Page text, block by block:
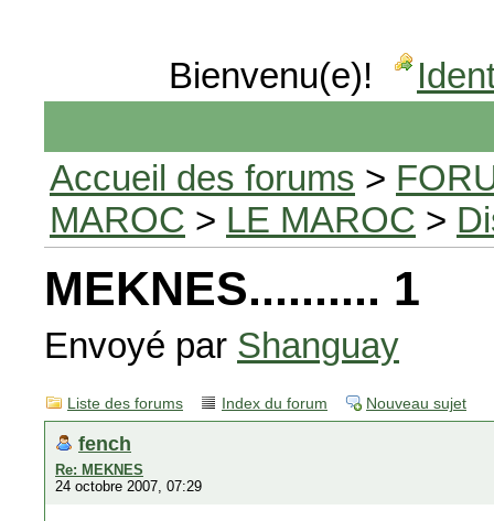
Bienvenu(e)!
Accueil des forums >
MAROC > LE MAROC >
MEKNES.......... 1
Envoyé par Shanguay
Liste des forums Index du forum Nouveau sujet
fench
Re: MEKNES
24 octobre 2007, 07:29